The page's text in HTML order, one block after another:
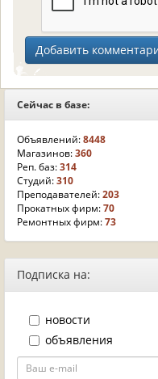
Сейчас в базе:
Объявлений:8448
Магазинов:360
Реп. баз:314
Студий:310
Преподавателей:203
Прокатных фирм:70
Ремонтных фирм:73
Подписка на:
новости
объявления